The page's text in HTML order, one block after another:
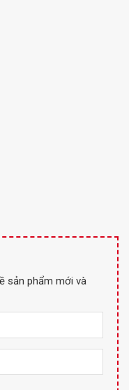
sản phẩm mới và